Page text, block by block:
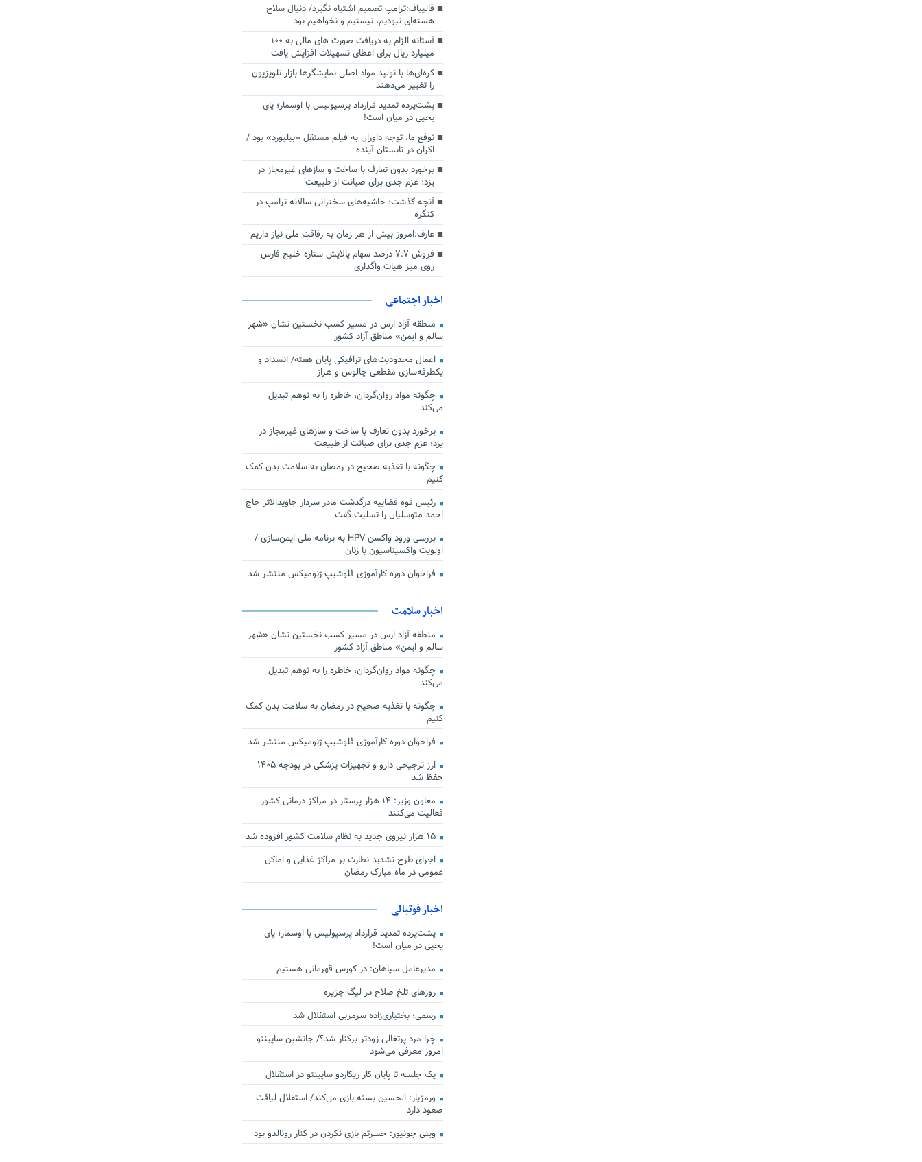
قالیباف:ترامپ تصمیم اشتباه نگیرد/ دنبال سلاح
هسته‌ای نبودیم، نیستیم و نخواهیم بود
آستانه الزام به دریافت صورت های مالی به ۱۰۰
میلیارد ریال برای اعطای تسهیلات افزایش یافت
کره‌ای‌ها با تولید مواد اصلی نمایشگرها بازار تلویزیون
را تغییر می‌دهند
پشت‌پرده تمدید قرارداد پرسپولیس با اوسمار؛ پای
یحیی در میان است!
توقع ما، توجه داوران به فیلم مستقل «بیلبورد» بود /
اکران در تابستان آینده
برخورد بدون تعارف با ساخت‌ و سازهای غیرمجاز در
یزد؛ عزم جدی برای صیانت از طبیعت
آنچه گذشت؛ حاشیه‌های سخنرانی سالانه ترامپ در
کنگره
عارف:امروز بیش از هر زمان به رفاقت ملی نیاز داریم
فروش ۷.۷ درصد سهام پالایش ستاره خلیج فارس
روی میز هیات واگذاری
اخبار اجتماعی
منطقه آزاد ارس در مسیر کسب نخستین نشان «شهر
سالم و ایمن» مناطق آزاد کشور
اعمال محدودیت‌های ترافیکی پایان هفته/ انسداد و
یکطرفه‌سازی مقطعی چالوس و هراز
چگونه مواد روان‌گردان، خاطره را به توهم تبدیل
می‌کند
برخورد بدون تعارف با ساخت‌ و سازهای غیرمجاز در
یزد؛ عزم جدی برای صیانت از طبیعت
چگونه با تغذیه صحیح در رمضان به سلامت بدن کمک
کنیم
رئیس قوه قضاییه درگذشت مادر سردار جاویدالاثر حاج
احمد متوسلیان را تسلیت گفت
بررسی ورود واکسن HPV به برنامه ملی ایمن‌سازی /
اولویت واکسیناسیون با زنان
فراخوان دوره کارآموزی فلوشیپ ژنومیکس منتشر شد
اخبار سلامت
منطقه آزاد ارس در مسیر کسب نخستین نشان «شهر
سالم و ایمن» مناطق آزاد کشور
چگونه مواد روان‌گردان، خاطره را به توهم تبدیل
می‌کند
چگونه با تغذیه صحیح در رمضان به سلامت بدن کمک
کنیم
فراخوان دوره کارآموزی فلوشیپ ژنومیکس منتشر شد
ارز ترجیحی دارو و تجهیزات پزشکی در بودجه ۱۴۰۵
حفظ شد
معاون وزیر: ۱۴ هزار پرستار در مراکز درمانی کشور
فعالیت می‌کنند
۱۵ هزار نیروی جدید به نظام سلامت کشور افزوده شد
اجرای طرح تشدید نظارت بر مراکز غذایی و اماکن
عمومی در ماه مبارک رمضان
اخبار فوتبالی
پشت‌پرده تمدید قرارداد پرسپولیس با اوسمار؛ پای
یحیی در میان است!
مدیرعامل سپاهان: در کورس قهرمانی هستیم
روزهای تلخ صلاح در لیگ جزیره
رسمی؛ بختیاری‌زاده سرمربی استقلال شد
چرا مرد پرتغالی زودتر برکنار شد؟/ جانشین ساپینتو
امروز معرفی می‌شود
یک جلسه تا پایان کار ریکاردو ساپینتو در استقلال
ورمزیار: الحسین بسته بازی می‌کند/ استقلال لیاقت
صعود دارد
وینی جونیور: حسرتم بازی نکردن در کنار رونالدو بود